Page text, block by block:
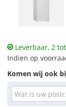
Leverbaar, 2
Indien op
Komen wij ook